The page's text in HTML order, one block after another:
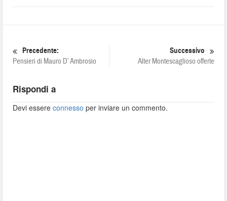
Precedente:
Pensieri di Mauro D’ Ambrosio
Successivo
Alter Montescaglioso offerte
Rispondi a
Devi essereconnesso per inviare un commento.